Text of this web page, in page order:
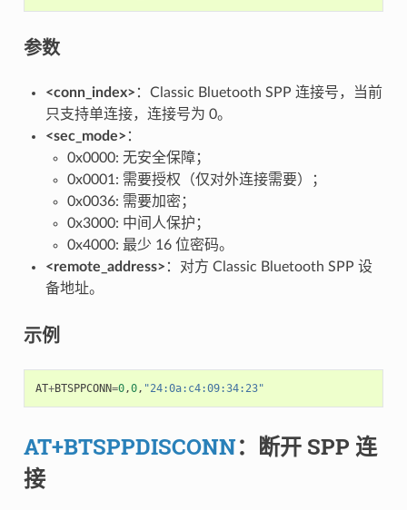
参数
<conn_index> ：Classic Bluetooth SPP 连接号，当前
只支持单连接，连接号为 0。
<sec_mode> ：
0x0000: 无安全保障；
0x0001: 需要授权（仅对外连接需要）；
0x0036: 需要加密；
0x3000: 中间人保护；
0x4000: 最少 16 位密码。
<remote_address> ：对方 Classic Bluetooth SPP 设
备地址。
示例
AT+BTSPPCONN=0,0, "24:0a:c4:09:34:23"
AT+BTSPPDISCONN：断开 SPP 连
接